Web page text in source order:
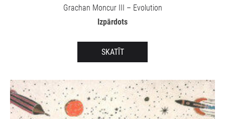
Grachan Moncur III – Evolution
Izpārdots
SKATĪT